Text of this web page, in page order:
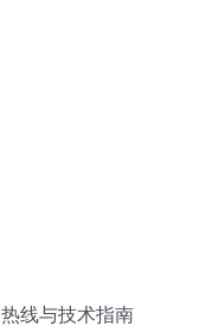
线与技术指南